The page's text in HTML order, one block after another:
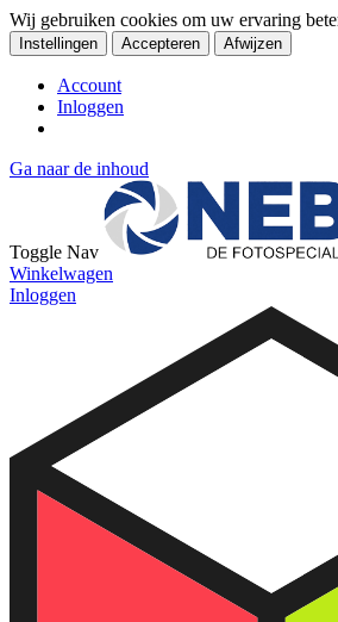
Wij gebruiken cookies om uw ervaring
Instellingen Accepteren Afwijzen
Account
Inloggen
Ga naar de inhoud
Toggle Nav
Winkelwagen
Inloggen